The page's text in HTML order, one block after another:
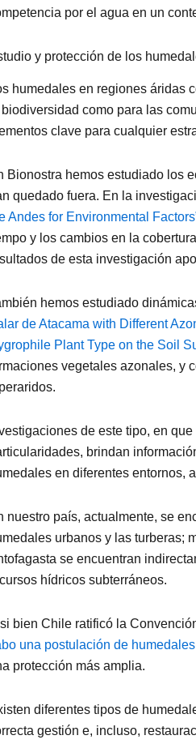
por el agua en un
y protección de los
humedales en regiones áridas
biodiversidad como para las
clave para cualquier
Bionostra hemos estudiado los
quedado fuera. En la
Andes for Environmental
y los cambios en la
de esta investigación
hemos estudiado
de Atacama with Different
Plant Type on the Soil
vegetales azonales, y
de este tipo, en
brindan
en diferentes entornos,
nuestro país, actualmente, se
urbanos y las turberas;
se encuentran
hídricos subterráneos.
bien Chile ratificó la
una postulación de
protección más amplia.
diferentes tipos de
gestión e, incluso,